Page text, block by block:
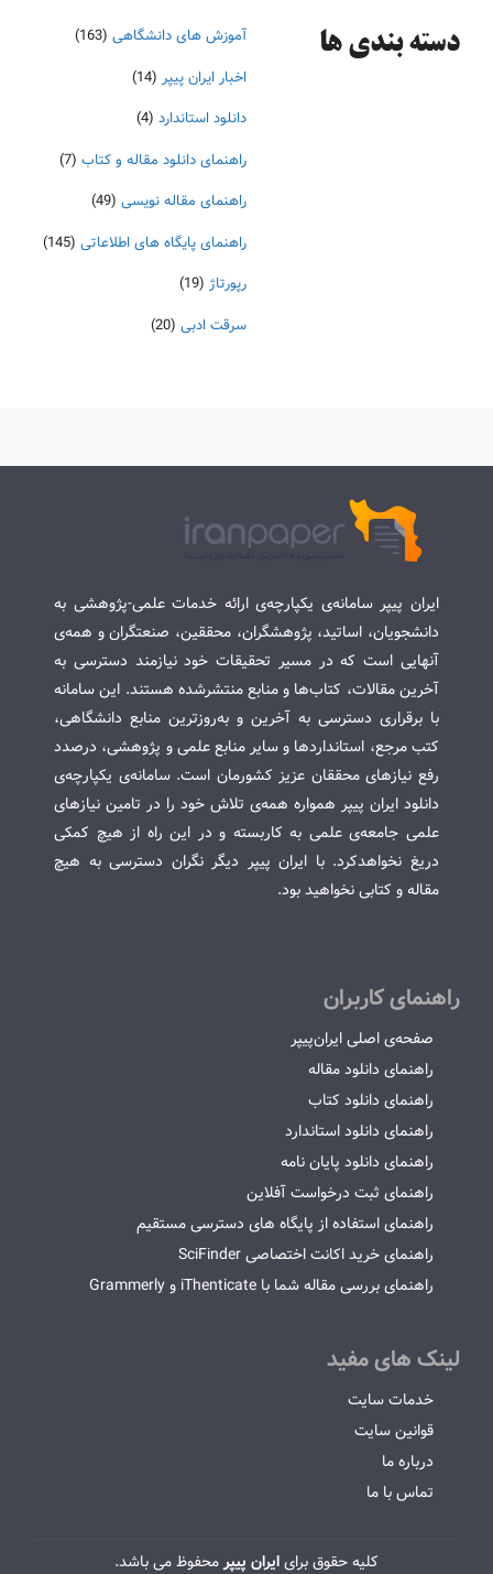
دسته‌ بندی ها آموزش های دانشگاهی (163)
اخبار ایران پیپر (14)
دانلود استاندارد (4)
راهنمای دانلود مقاله و کتاب (7)
راهنمای مقاله نویسی (49)
راهنمای پایگاه های اطلاعاتی (145)
رپورتاژ (19)
سرقت ادبی (20)
ایران پیپر سامانه‌ی یکپارچه‌ی ارائه خدمات علمی-پژوهشی به
دانشجویان، اساتید، پژوهشگران، محققین، صنعتگران و همه‌ی
آنهایی است که در مسیر تحقیقات خود نیازمند دسترسی به
آخرین مقالات، کتاب‌ها و منابع منتشرشده هستند. این سامانه
با برقراری دسترسی به آخرین و به‌روزترین منابع دانشگاهی،
کتب مرجع، استانداردها و سایر منابع علمی و پژوهشی، درصدد
رفع نیازهای محققان عزیز کشورمان است. سامانه‌ی یکپارچه‌ی
دانلود ایران پیپر همواره همه‌ی تلاش خود را در تامین نیازهای
علمی جامعه‌ی علمی به کاربسته و در این راه از هیچ کمکی
دریغ نخواهدکرد. با ایران پیپر دیگر نگران دسترسی به هیچ
مقاله و کتابی نخواهید بود.
راهنمای کاربران
صفحه‌ی اصلی ایران‌پیپر
راهنمای دانلود مقاله
راهنمای دانلود کتاب
راهنمای دانلود استاندارد
راهنمای دانلود پایان نامه
راهنمای ثبت درخواست آفلاین
راهنمای استفاده از پایگاه های دسترسی مستقیم
راهنمای خرید اکانت اختصاصی SciFinder
راهنمای بررسی مقاله شما با iThenticate و Grammerly
لینک های مفید
خدمات سایت
قوانین سایت
درباره ما
تماس با ما
کلیه حقوق برایایران پیپرمحفوظ می باشد.